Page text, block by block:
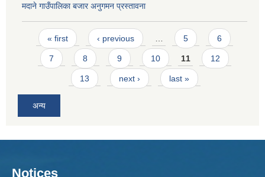
मदाने गाउँपालिका बजार अनुगमन प्रस्तावना
Pages
« first ‹ previous 5 6
7 8 9 10 11 12
13 next › last »
अन्य
Notices